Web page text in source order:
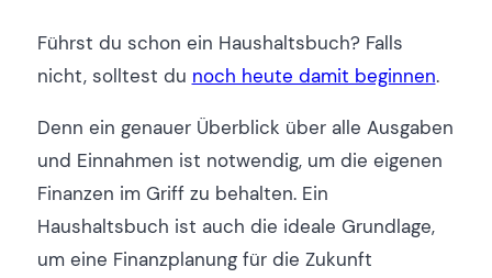
Führst du schon ein Haushaltsbuch? Falls
nicht, solltest du noch heute damit beginnen.
Denn ein genauer Überblick über alle Ausgaben
und Einnahmen ist notwendig, um die eigenen
Finanzen im Griff zu behalten. Ein
Haushaltsbuch ist auch die ideale Grundlage,
um eine Finanzplanung für die Zukunft